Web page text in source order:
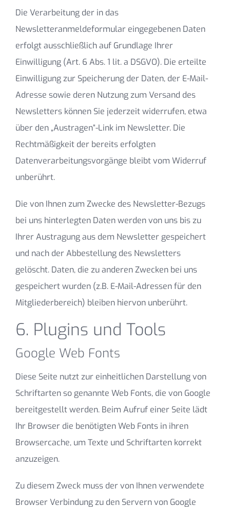
Die Verarbeitung der in das
Newsletteranmeldeformular eingegebenen Daten
erfolgt ausschließlich auf Grundlage Ihrer
Einwilligung (Art. 6 Abs. 1 lit. a DSGVO). Die erteilte
Einwilligung zur Speicherung der Daten, der E-Mail-
Adresse sowie deren Nutzung zum Versand des
Newsletters können Sie jederzeit widerrufen, etwa
über den „Austragen“-Link im Newsletter. Die
Rechtmäßigkeit der bereits erfolgten
Datenverarbeitungsvorgänge bleibt vom Widerruf
unberührt.
Die von Ihnen zum Zwecke des Newsletter-Bezugs
bei uns hinterlegten Daten werden von uns bis zu
Ihrer Austragung aus dem Newsletter gespeichert
und nach der Abbestellung des Newsletters
gelöscht. Daten, die zu anderen Zwecken bei uns
gespeichert wurden (z.B. E-Mail-Adressen für den
Mitgliederbereich) bleiben hiervon unberührt.
6. Plugins und Tools
Google Web Fonts
Diese Seite nutzt zur einheitlichen Darstellung von
Schriftarten so genannte Web Fonts, die von Google
bereitgestellt werden. Beim Aufruf einer Seite lädt
Ihr Browser die benötigten Web Fonts in ihren
Browsercache, um Texte und Schriftarten korrekt
anzuzeigen.
Zu diesem Zweck muss der von Ihnen verwendete
Browser Verbindung zu den Servern von Google